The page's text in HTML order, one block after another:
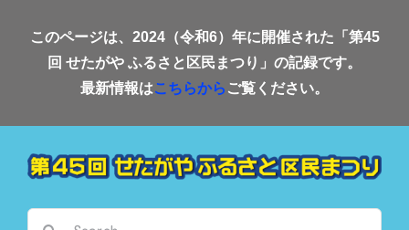
このページは、2024（令和6）年に開催された「第45
回 せたがや ふるさと区民まつり」の記録です。
最新情報はこちらから ご覧ください。